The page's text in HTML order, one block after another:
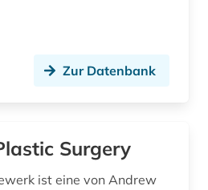
Zur Datenbank
Surgery
ist eine von Andrew